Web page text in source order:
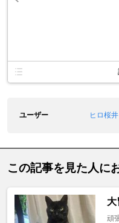
ユーザー ヒロ桜井
この記事を見た人に
頑